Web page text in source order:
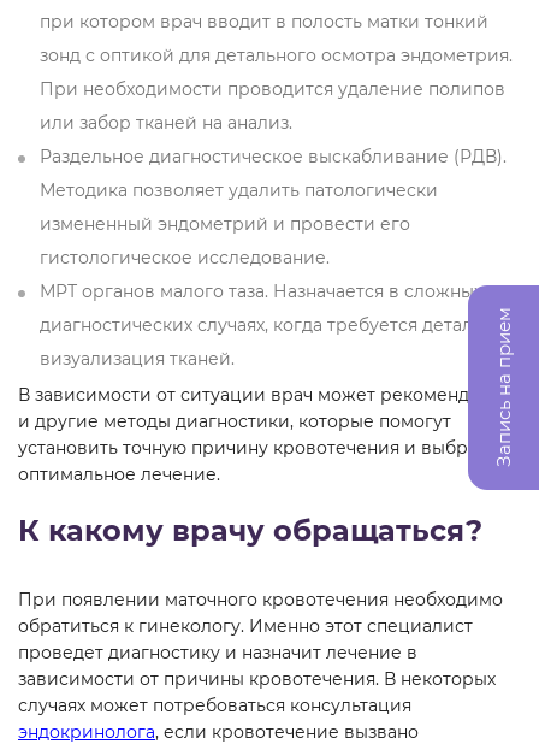
при котором врач вводит в полость матки тонкий
зонд с оптикой для детального осмотра эндометрия.
При необходимости проводится удаление полипов
или забор тканей на анализ.
Раздельное диагностическое выскабливание (РДВ).
Методика позволяет удалить патологически
измененный эндометрий и провести его
гистологическое исследование.
МРТ органов малого таза. Назначается в сложных
диагностических случаях, когда требуется детальная
визуализация тканей.
В зависимости от ситуации врач может рекомендовать
и другие методы диагностики, которые помогут
установить точную причину кровотечения и выбрать
оптимальное лечение.
К какому врачу обращаться?
При появлении маточного кровотечения необходимо
обратиться к гинекологу. Именно этот специалист
проведет диагностику и назначит лечение в
зависимости от причины кровотечения. В некоторых
случаях может потребоваться консультация
эндокринолога, если кровотечение вызвано
Запись на прием